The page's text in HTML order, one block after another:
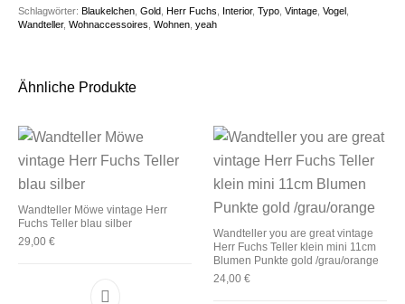
Schlagwörter:Blaukelchen ,Gold ,Herr Fuchs Interior,Typo ,Vintage ,Vogel
Wandteller,Wohnaccessoires ,Wohnen ,yeah
Ähnliche Produkte
Wandteller Möwe vintage Herr
Fuchs Teller blau silber
29,00€
Wandteller you are great vintage
Herr Fuchs Teller klein mini 11cm
Blumen Punkte gold /grau/orange
24,00 €